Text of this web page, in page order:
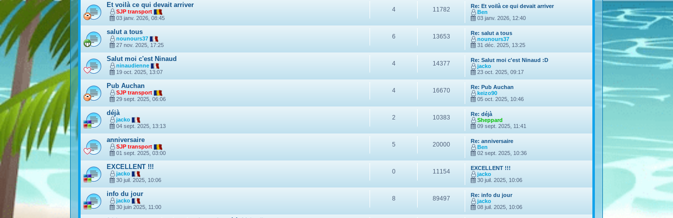
Et voilà ce qui devait arriver
SJP transport
03 janv. 2026, 08:45
4 11782
Re: Et voilà ce qui devait arriver
Ben
03 janv. 2026, 12:40
salut a tous
nounours37
27 nov. 2025, 17:25
6 13653
Re: salut a tous
nounours37
31 déc. 2025, 13:25
Salut moi c'est Ninaud
ninaudienne
19 oct. 2025, 13:07
4 14377
Re: Salut moi c'est Ninaud :D
jacko
23 oct. 2025, 09:17
Pub Auchan
SJP transport
29 sept. 2025, 06:06
4 16670
Re: Pub Auchan
keizo90
05 oct. 2025, 10:46
déjà
jacko
04 sept. 2025, 13:13
2 10383
Re: déjà
Sheppard
09 sept. 2025, 11:41
anniversaire
SJP transport
01 sept. 2025, 03:00
5 20000
Re: anniversaire
Ben
02 sept. 2025, 10:36
EXCELLENT !!!
jacko
30 juil. 2025, 10:06
0 11154
EXCELLENT !!!
jacko
30 juil. 2025, 10:06
info du jour
jacko
30 juin 2025, 11:00
8 89497
Re: info du jour
jacko
08 juil. 2025, 10:06